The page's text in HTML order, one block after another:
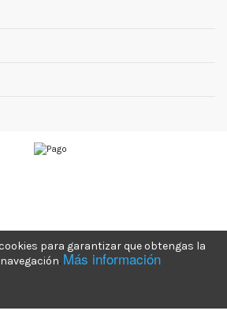
para garantizar que obtengas la
. Más información